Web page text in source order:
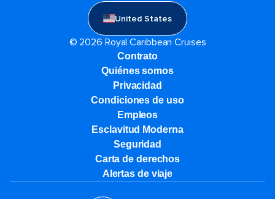
United States
© 2026 Royal Caribbean Cruises
Contrato
Quiénes somos
Privacidad
Condiciones de uso
Empleos
Esclavitud Moderna
Seguridad
Carta de derechos
Alertas de viaje